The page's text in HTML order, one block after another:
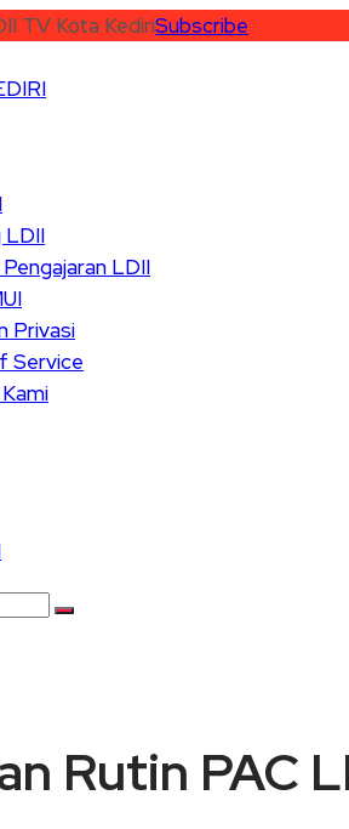
TV Kota KediriSubscribe
LDII
LDII
Privasi
Service
Rutin PAC